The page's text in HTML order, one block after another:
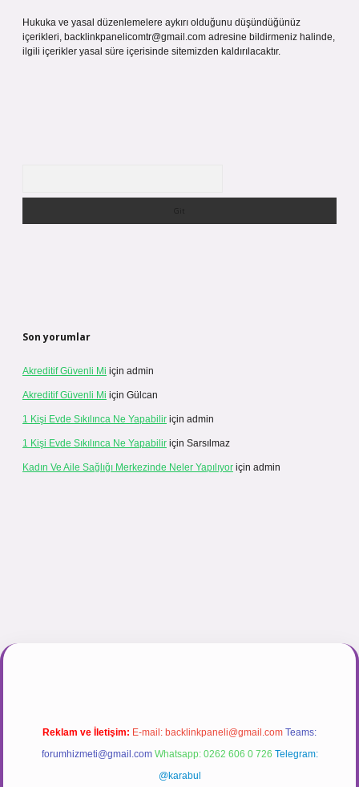
Hukuka ve yasal düzenlemelere aykırı olduğunu düşündüğünüz
içerikleri, backlinkpanelicomtr@gmail.com adresine bildirmeniz halinde,
ilgili içerikler yasal süre içerisinde sitemizden kaldırılacaktır.
Son yorumlar
Akreditif Güvenli Mi için admin
Akreditif Güvenli Mi için Gülcan
1 Kişi Evde Sıkılınca Ne Yapabilir için admin
1 Kişi Evde Sıkılınca Ne Yapabilir için Sarsılmaz
Kadın Ve Aile Sağlığı Merkezinde Neler Yapılıyor için admin
Reklam ve İletişim: E-mail: backlinkpaneli@gmail.com Teams:
forumhizmeti@gmail.com Whatsapp: 0262 606 0 726 Telegram:
@karabul